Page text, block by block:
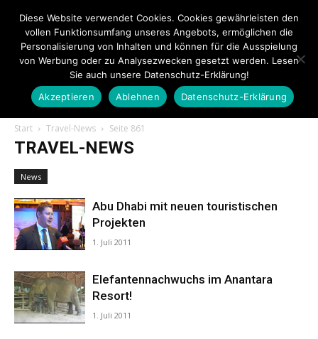
Touristiknews.de
Start Travel-News Seite 861
TRAVEL-NEWS
News
Abu Dhabi mit neuen touristischen
Projekten
1. Juli 2011
Elefantennachwuchs im Anantara
Resort!
1. Juli 2011
Diese Website verwendet Cookies. Cookies gewährleisten den
vollen Funktionsumfang unseres Angebots, ermöglichen die
Personalisierung von Inhalten und können für die Ausspielung
von Werbung oder zu Analysezwecken gesetzt werden. Lesen
Sie auch unsere Datenschutz-Erklärung!
Akzeptieren
Ablehnen Datenschutz-Erklärung